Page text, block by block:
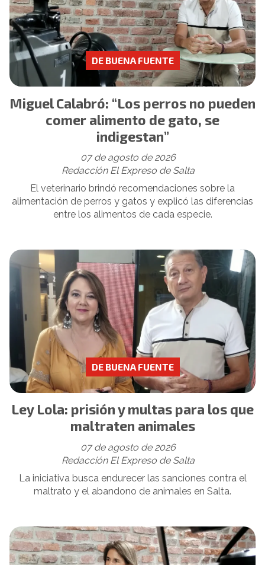
Miguel Calabró: “Los perros no pueden
comer alimento de gato, se
indigestan”
Redacción El Expreso de Salta
DE BUENA FUENTE
07 de agosto de 2026
El veterinario brindó recomendaciones sobre la
alimentación de perros y gatos y explicó las diferencias
entre los alimentos de cada especie.
Ley Lola: prisión y multas para los que
maltraten animales
Redacción El Expreso de Salta
DE BUENA FUENTE
07 de agosto de 2026
La iniciativa busca endurecer las sanciones contra el
maltrato y el abandono de animales en Salta.